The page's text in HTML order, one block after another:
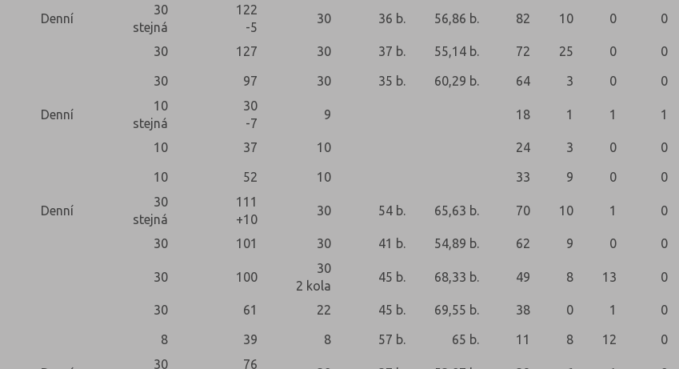
Denní
30
stejná
122
-5
30 36 b. 56,86 b. 82 10 0 0
30 127 30 37 b. 55,14 b. 72 25 0 0
30 97 30 35 b. 60,29 b. 64 3 0 0
Denní
10
stejná
30
-7
9 18 1 1 1
10 37 10 24 3 0 0
10 52 10 33 9 0 0
Denní
30
stejná
111
+10
30 54 b. 65,63 b. 70 10 1 0
30 101 30 41 b. 54,89 b. 62 9 0 0
30 100
30
2 kola
45 b. 68,33 b. 49 8 13 0
30 61 22 45 b. 69,55 b. 38 0 1 0
8 39 8 57 b. 65 b. 11 8 12 0
30
76